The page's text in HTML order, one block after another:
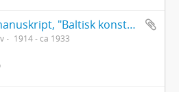
Albert Engström: 2 manuskript, "Baltisk konstkritik" & "Lektor Tallgren"
1914 - ca 1933